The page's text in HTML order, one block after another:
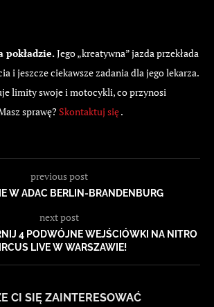
pokładzie.Jego „kreatywna” jazda przekłada
i jeszcze ciekawsze zadania dla jego lekarza.
limity swoje i motocykli, co przynosi
sprawę? Skontaktuj się.
previous post
W ADAC BERLIN-BRANDENBURG
next post
4 PODWÓJNE WEJŚCIÓWKI NA NITRO
LIVE W WARSZAWIE!
CI SIĘ ZAINTERESOWAĆ